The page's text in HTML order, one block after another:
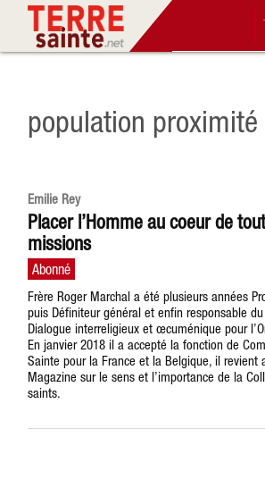
population proximité
Emilie Rey
Placer l’Homme au coeur de
missions
Frère Roger Marchal a été plusieurs années
puis Définiteur général et enfin responsable
Dialogue interreligieux et œcuménique pour
En janvier 2018 il a accepté la fonction de
Sainte pour la France et la Belgique, il revient
Magazine sur le sens et l’importance de la
saints.